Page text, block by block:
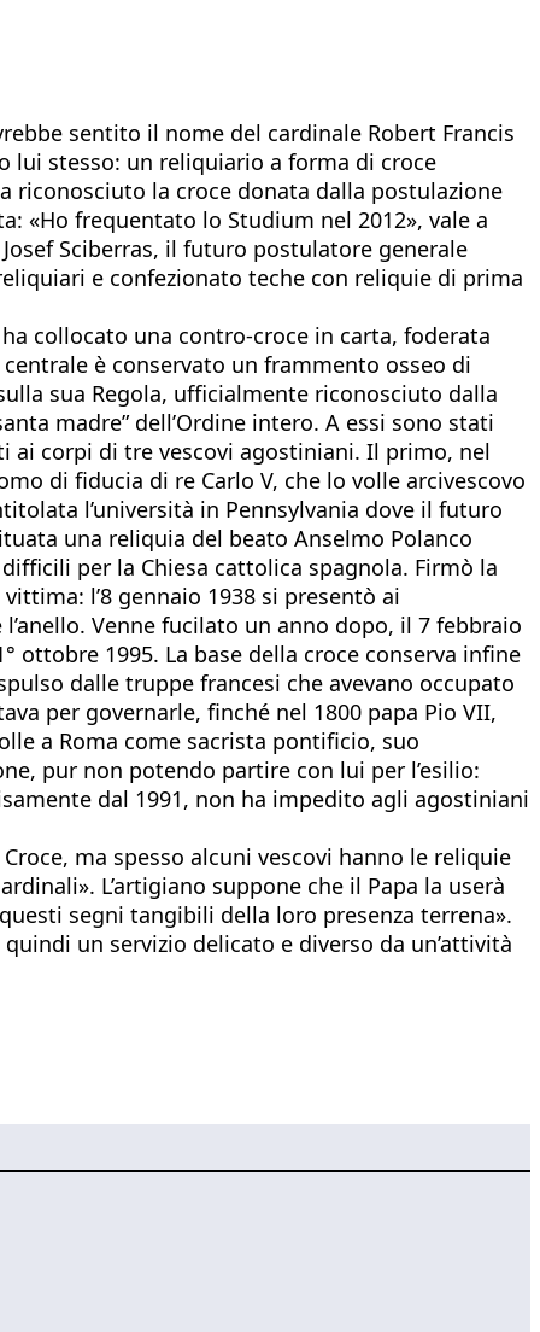
sentito il nome del cardinale Robert Francis
lui stesso: un reliquiario a forma di croce
riconosciuto la croce donata dalla postulazione
«Ho frequentato lo Studium nel 2012», vale a
Sciberras, il futuro postulatore generale
e confezionato teche con reliquie di prima
collocato una contro-croce in carta, foderata
è conservato un frammento osseo di
sua Regola, ufficialmente riconosciuto dalla
madre” dell’Ordine intero. A essi sono stati
ai corpi di tre vescovi agostiniani. Il primo, nel
di fiducia di re Carlo V, che lo volle arcivescovo
l’università in Pennsylvania dove il futuro
una reliquia del beato Anselmo Polanco
per la Chiesa cattolica spagnola. Firmò la
l’8 gennaio 1938 si presentò ai
Venne fucilato un anno dopo, il 7 febbraio
ottobre 1995. La base della croce conserva infine
dalle truppe francesi che avevano occupato
per governarle, finché nel 1800 papa Pio VII,
a Roma come sacrista pontificio, suo
pur non potendo partire con lui per l’esilio:
dal 1991, non ha impedito agli agostiniani
ma spesso alcuni vescovi hanno le reliquie
L’artigiano suppone che il Papa la userà
segni tangibili della loro presenza terrena».
un servizio delicato e diverso da un’attività